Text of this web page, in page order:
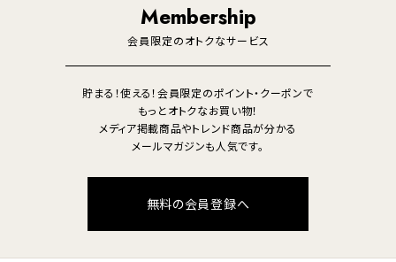
Membership
会員限定のオトクなサービス
貯まる！使える！会員限定のポイント・クーポンで
もっとオトクなお買い物！
メディア掲載商品やトレンド商品が分かる
メールマガジンも人気です。
無料の会員登録へ